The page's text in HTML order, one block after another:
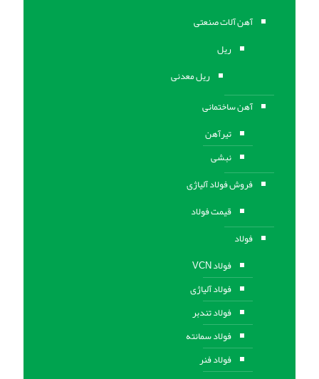
آهن آلات صنعتی
ریل
ریل معدنی
آهن ساختمانی
تیرآهن
نبشی
فروش فولاد آلیاژی
قیمت فولاد
فولاد
فولاد VCN
فولاد آلیاژی
فولاد تندبر
فولاد سمانته
فولاد فنر